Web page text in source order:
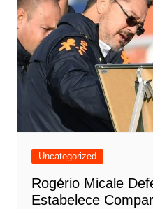
Uncategorized
Rogério Micale
Estabelece